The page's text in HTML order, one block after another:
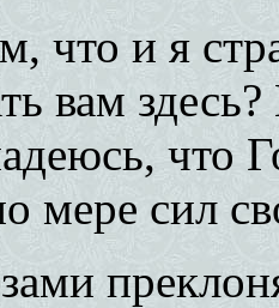
что и я
вам
что
мере сил